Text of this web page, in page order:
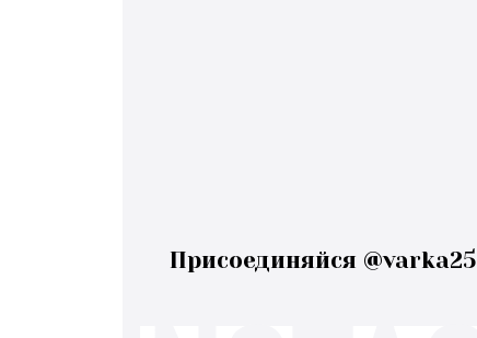
Присоединяйся @varka25